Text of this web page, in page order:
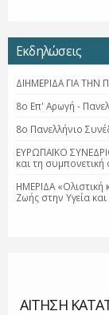
Εκδηλώσεις
ΔΙΗΜΕΡΙΔΑ ΓΙΑ ΤΗΝ
8ο Επ' Αρωγή -
8ο Πανελλήνιο
ΕΥΡΩΠΑΪΚΟ
και τη
ΗΜΕΡΙΔΑ «Ολιστική
Ζωής στην Υγεία
ΑΙΤΗΣΗ